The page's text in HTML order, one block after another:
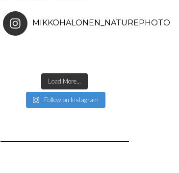
MIKKOHALONEN_NATUREPHOTO
Load More...
Follow on Instagram